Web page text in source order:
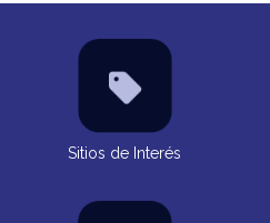
Sitios de Interés